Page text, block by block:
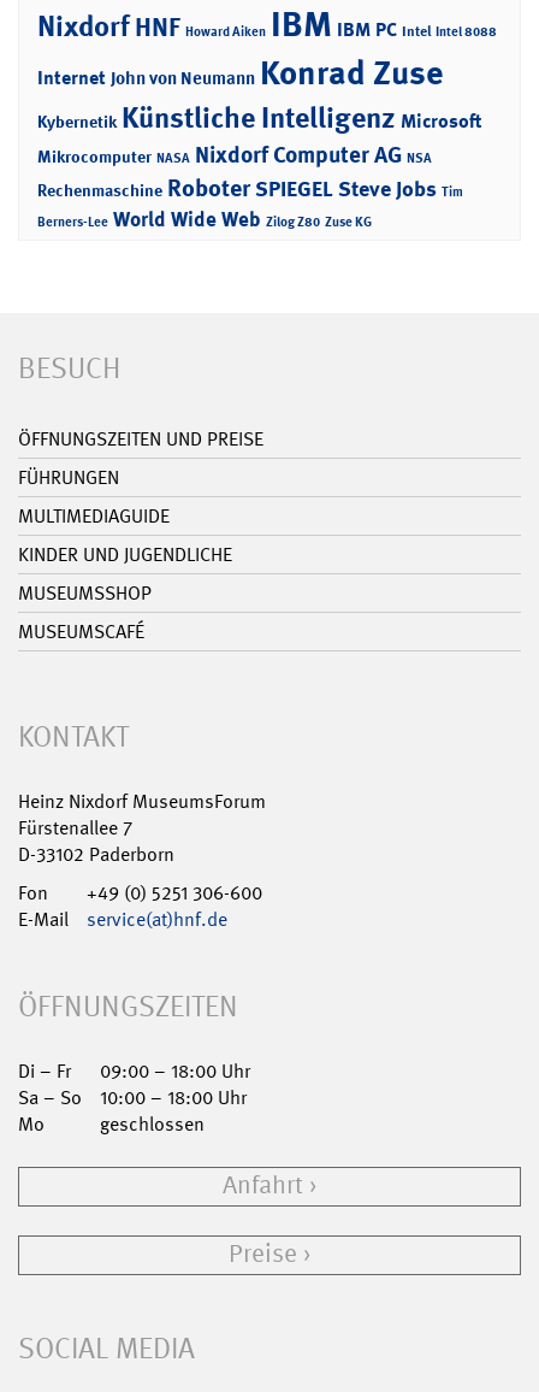
NixdorfHNF Howard Aiken IBM IBM PC Intel Intel 8088
Internet John von Neumann Konrad Zuse
Kybernetik Künstliche Intelligenz Microsoft
Mikrocomputer NASA Nixdorf Computer AG NSA
Rechenmaschine RoboterSPIEGELSteve Jobs Tim
Berners-Lee World Wide Web Zilog Z80 Zuse KG
BESUCH
ÖFFNUNGSZEITEN UND PREISE
FÜHRUNGEN
MULTIMEDIAGUIDE
KINDER UND JUGENDLICHE
MUSEUMSSHOP
MUSEUMSCAFÉ
KONTAKT
Heinz Nixdorf MuseumsForum
Fürstenallee 7
D-33102 Paderborn
Fon
+49 (0) 5251 306-600
E-Mail
service(at)hnf.de
ÖFFNUNGSZEITEN
Di – Fr
09:00 – 18:00 Uhr
Sa – So
10:00 – 18:00 Uhr
Mo
geschlossen
Anfahrt
Preise
SOCIAL MEDIA